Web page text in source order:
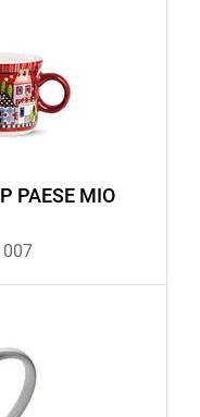
PAESE MIO